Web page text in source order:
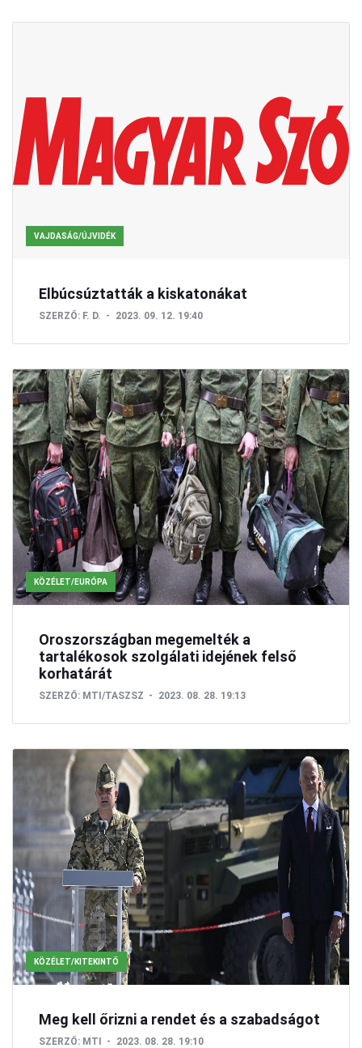
VAJDASÁG/ÚJVIDÉK
Elbúcsúztatták a kiskatonákat
SZERZŐ: F. D. 2023. 09. 12. 19:40
KÖZÉLET/EURÓPA
Oroszországban megemelték a
tartalékosok szolgálati idejének felső
korhatárát
SZERZŐ: MTI/TASZSZ 2023. 08. 28. 19:13
KÖZÉLET/KITEKINTŐ
Meg kell őrizni a rendet és a szabadságot
SZERZŐ: MTI 2023. 08. 28. 19:10